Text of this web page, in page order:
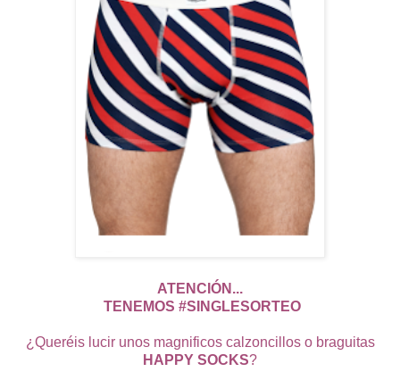
ATENCIÓN...
TENEMOS #SINGLESORTEO
¿Queréis lucir unos magnificos calzoncillos o braguitas
HAPPY SOCKS?